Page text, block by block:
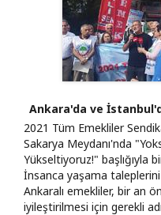
Ankara'da ve
2021 Tüm Emekliler
Sakarya Meydanı'nda
Yükseltiyoruz!" başlığıyla
İnsanca yaşama
Ankaralı emekliler, bir an
iyileştirilmesi için gerekli